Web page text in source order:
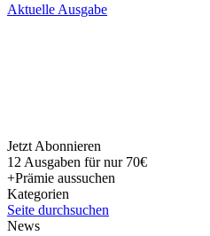
Skip
Aktuelle Ausgabe
Jetzt Abonnieren
12 Ausgaben für nur 70€
+Prämie aussuchen
Kategorien
Seite durchsuchen
News